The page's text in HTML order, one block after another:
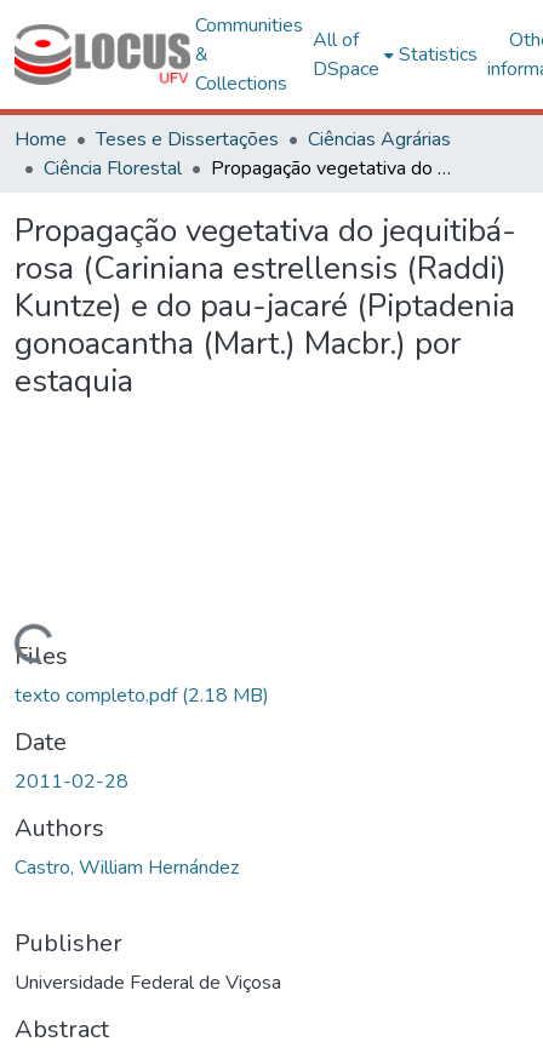
Communities
&
Collections
All of
DSpace
Statistics
Home Teses e Dissertações
Ciências Agrárias
Ciência Florestal
Propagação vegetativa do jequitibá-rosa (Cariniana estrellensis (Raddi) Kuntze) e do pau-jacaré (Piptadenia gonoacantha (Mart.) Macbr.) por estaquia
Propagação vegetativa do jequitibá-
rosa (Cariniana estrellensis (Raddi)
Kuntze) e do pau-jacaré (Piptadenia
gonoacantha (Mart.) Macbr.) por
estaquia
Files
texto completo.pdf(2.18 MB)
Date
2011-02-28
Authors
Castro, William Hernández
Publisher
Universidade Federal de Viçosa
Abstract